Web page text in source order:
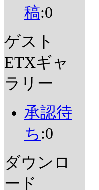
稿:0
ゲスト
ETXギャ
ラリー
承認待
ち :0
ダウンロ
ード